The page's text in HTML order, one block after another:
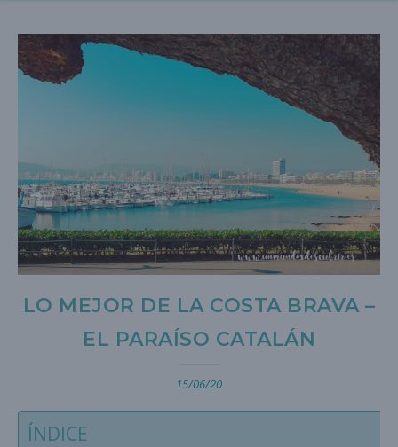
LO MEJOR DE LA COSTA BRAVA –
EL PARAÍSO CATALÁN
15/06/20
ÍNDICE